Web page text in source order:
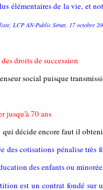
élémentaires de la vie, et
LCP AN-Public Sénat, 17 octobre
droits de succession
social puisque
jusqu'à 70 ans
décide encore faut il
des cotisations pénalise très
des enfants ou
est un contrat fondé sur